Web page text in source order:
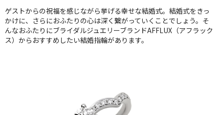
ゲストからの祝福を感じながら挙げる幸せな結婚式。結婚式をきっ
かけに、さらにおふたりの心は深く繋がっていくことでしょう。そ
んなおふたりにブライダルジュエリーブランドAFFLUX（アフラック
ス）からおすすめしたい結婚指輪があります。